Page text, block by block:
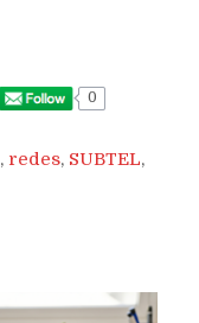
0
, redes, SUBTEL,